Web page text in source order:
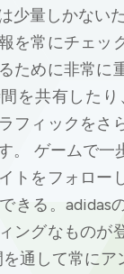
少量しかない
を常にチェッ
ために非常に
を共有した
フィックをさ
。 ゲームで
トをフォロー
きる。
ングなものが
通して常に